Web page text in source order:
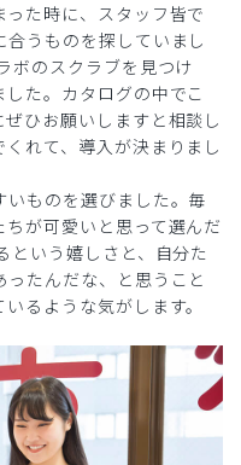
た時に、スタッフ皆で
うものを探していまし
ボのスクラブを見つけ
た。カタログの中でこ
ひお願いしますと相談し
れて、導入が決まりまし
ものを選びました。毎
が可愛いと思って選んだ
という嬉しさと、自分た
たんだな、と思うこと
るような気がします。